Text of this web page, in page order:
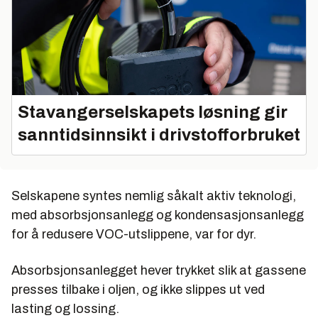
Stavangerselskapets løsning gir
sanntidsinnsikt i drivstofforbruket
Selskapene syntes nemlig såkalt aktiv teknologi,
med absorbsjonsanlegg og kondensasjonsanlegg
for å redusere VOC-utslippene, var for dyr.
Absorbsjonsanlegget hever trykket slik at gassene
presses tilbake i oljen, og ikke slippes ut ved
lasting og lossing.